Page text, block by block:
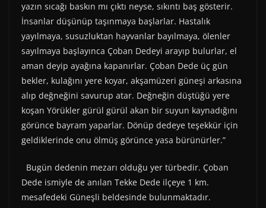
yazın sıcağı baskın mı çıktı neyse, sıkıntı baş gösterir.
İnsanlar düşünüp taşınmaya başlarlar. Hastalık
yayılmaya, susuzluktan hayvanlar bayılmaya, ölenler
sayılmaya başlayınca Çoban Dedeyi arayıp bulurlar, el
aman deyip ayağına kapanırlar. Çoban Dede üç gün
bekler, kulağını yere koyar, akşamüzeri güneşi arkasına
alıp değneğini savurup atar. Değneğin düştüğü yere
koşan Yörükler gürül gürül akan bir suyun kaynadığını
görünce bayram yaparlar. Dönüp dedeye teşekkür için
geldiklerinde onu ölmüş görünce yasa bürünürler.”
Bugün dedenin mezarı olduğu yer türbedir. Çoban
Dede ismiyle de anılan Tekke Dede ilçeye 1 km.
mesafedeki Güneşli beldesinde bulunmaktadır.